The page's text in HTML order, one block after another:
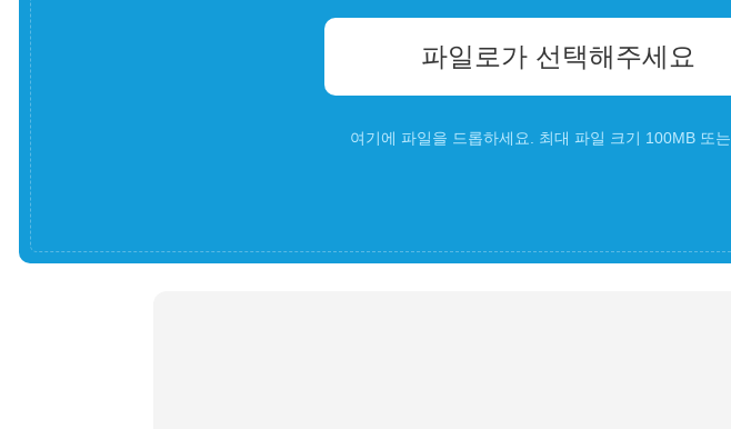
파일로가 선택해주세요
여기에 파일을 드롭하세요. 최대 파일 크기 100MB 또는